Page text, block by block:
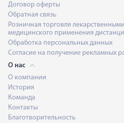
Договор оферты
Обратная связь
Розничная торговля
медицинского применения
Обработка персональных данных
Согласие на получение рекламных
О нас
О компании
История
Команда
Контакты
Благотворительность